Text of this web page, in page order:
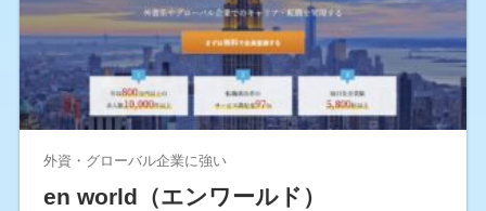
外資・グローバル企業に強い
en world（エンワールド）